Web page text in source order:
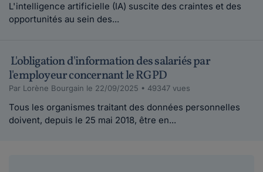
L'intelligence artificielle (IA) suscite des craintes et des
opportunités au sein des...
L'obligation d'information des salariés par
l'employeur concernant le RGPD
Par Lorène Bourgain le 22/09/2025 • 49347 vues
Tous les organismes traitant des données personnelles
doivent, depuis le 25 mai 2018, être en...